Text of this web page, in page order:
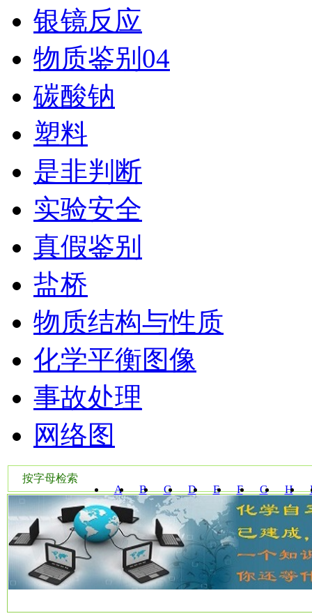
银镜反应
物质鉴别04
碳酸钠
塑料
是非判断
实验安全
真假鉴别
盐桥
物质结构与性质
化学平衡图像
事故处理
网络图
按字母检索
A
B C D E F G H
W Y